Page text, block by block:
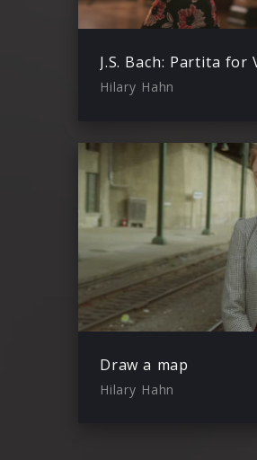
Hilary Hahn
Draw a map
Hilary Hahn